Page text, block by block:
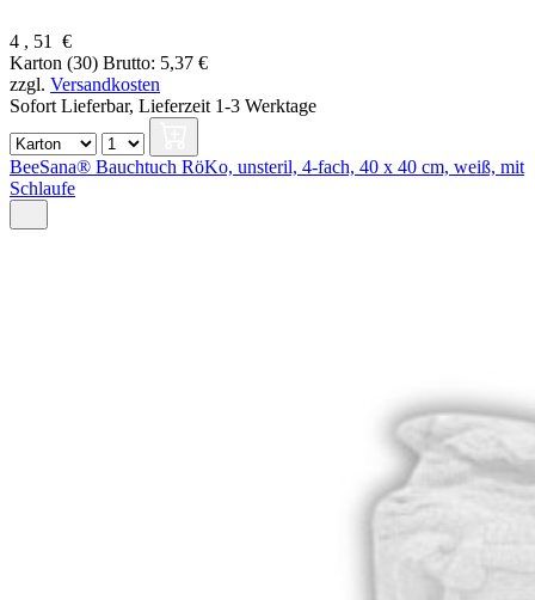
4 , 51
€
Karton (30) Brutto: 5,37 €
zzgl. Versandkosten
Sofort Lieferbar, Lieferzeit 1-3 Werktage
BeeSana® Bauchtuch RöKo, unsteril, 4-fach, 40 x 40 cm, weiß, mit
Schlaufe